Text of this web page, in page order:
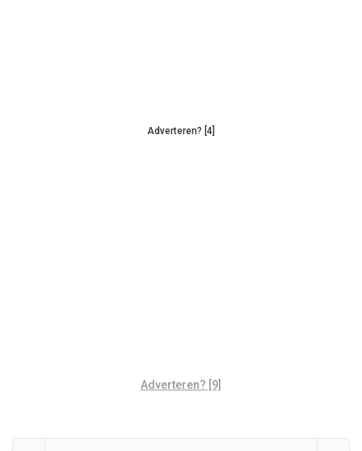
Adverteren? [4]
Adverteren? [9]